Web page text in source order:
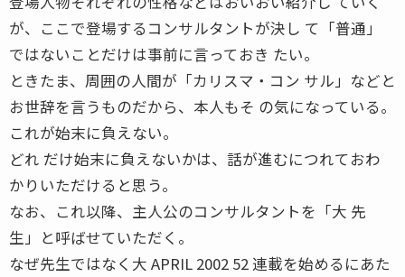
が、ここで登場するコンサルタントが決し て「普通」
ではないことだけは事前に言っておき たい。
ときたま、周囲の人間が「カリスマ・コン サル」などと
お世辞を言うものだから、本人もそ の気になっている。
これが始末に負えない。
どれ だけ始末に負えないかは、話が進むにつれておわ
かりいただけると思う。
なお、これ以降、主人公のコンサルタントを「大 先
生」と呼ばせていただく。
なぜ先生ではなく大 APRIL 2002 52 連載を始めるにあた